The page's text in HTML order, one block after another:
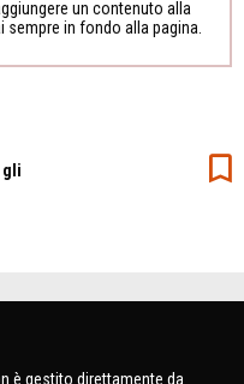
un contenuto alla
sempre in fondo alla pagina.
gli
è gestito direttamente da